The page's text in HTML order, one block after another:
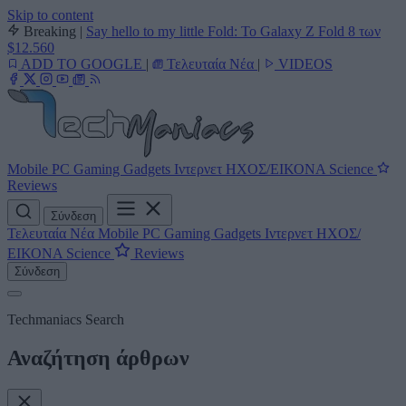
Skip to content
Breaking | Say hello to my little Fold: Το Galaxy Z Fold 8 των
$12.560
ADD TO GOOGLE | Τελευταία Νέα | VIDEOS
Mobile PC Gaming Gadgets Ιντερνετ ΗΧΟΣ/ΕΙΚΟΝΑ Science
Reviews
Σύνδεση
Τελευταία Νέα Mobile PC Gaming Gadgets Ιντερνετ ΗΧΟΣ/
ΕΙΚΟΝΑ Science Reviews
Σύνδεση
Techmaniacs Search
Αναζήτηση άρθρων